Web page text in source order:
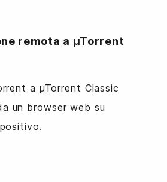
remota a µTorrent
a µTorrent Classic
un browser web su